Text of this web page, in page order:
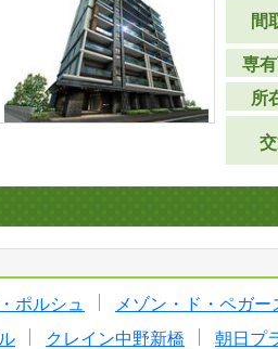
間
専
所
ポルシュ メゾン・ド・ペガー
クレイン中野新橋
朝日プ